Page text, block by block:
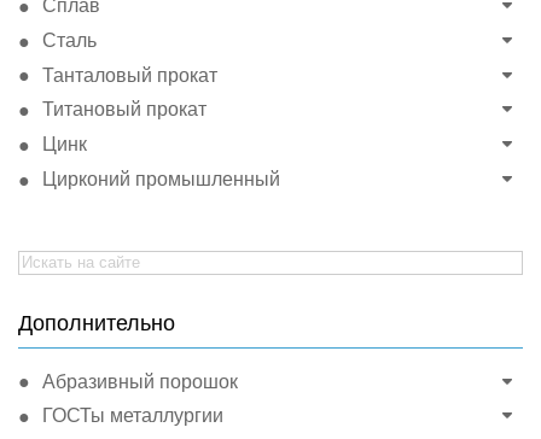
Сплав
Сталь
Танталовый прокат
Титановый прокат
Цинк
Цирконий промышленный
Search
for:
Дополнительно
Абразивный порошок
ГОСТы металлургии